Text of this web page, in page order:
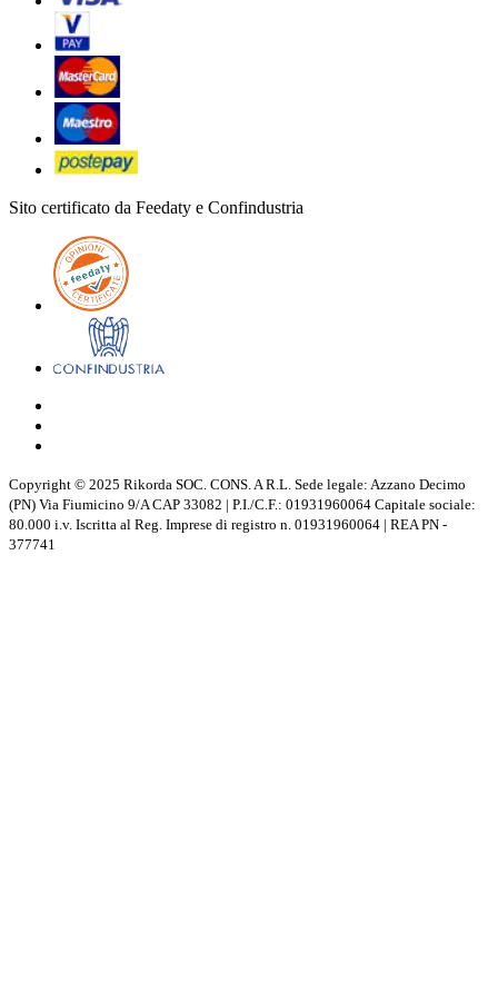
Sito certificato da Feedaty e Confindustria
Copyright © 2025 Rikorda SOC. CONS. A R.L. Sede legale: Azzano Decimo
(PN) Via Fiumicino 9/A CAP 33082 | P.I./C.F.: 01931960064 Capitale sociale:
80.000 i.v. Iscritta al Reg. Imprese di registro n. 01931960064 | REA PN -
377741